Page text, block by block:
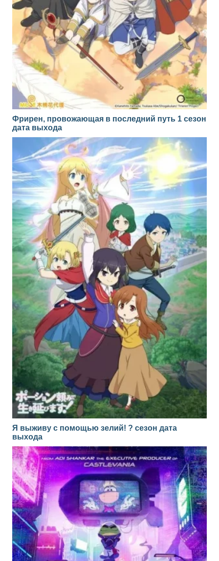
Фрирен, провожающая в последний путь 1 сезон
дата выхода
Я выживу с помощью зелий! ? сезон дата
выхода